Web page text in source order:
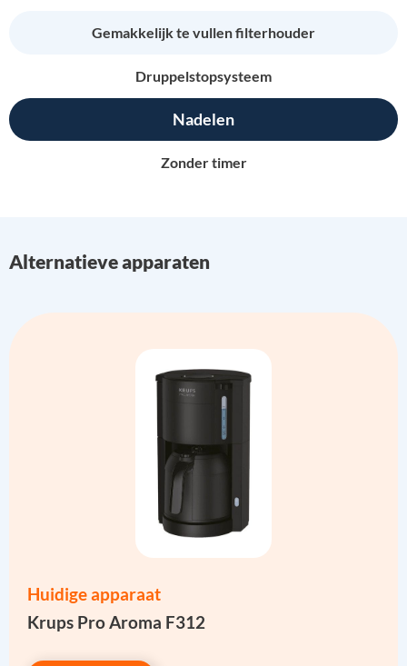
Gemakkelijk te vullen filterhouder
Druppelstopsysteem
Nadelen
Zonder timer
Alternatieve apparaten
Huidige apparaat
Krups Pro Aroma F312